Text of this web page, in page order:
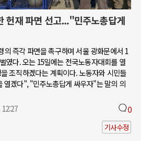
헌재 파면 선고..."민주노총답게
의 즉각 파면을 촉구하며 서울 광화문에서 1
였다. 오는 15일에는 전국노동자대회를 열
조직하겠다는 계획이다. 노동자와 시민들
열겠다", "민주노총답게 싸우자"는 말의 의
0
기사수정